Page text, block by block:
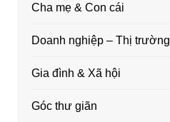
Cha mẹ & Con cái
Doanh nghiệp – Thị trường
Gia đình & Xã hội
Góc thư giãn